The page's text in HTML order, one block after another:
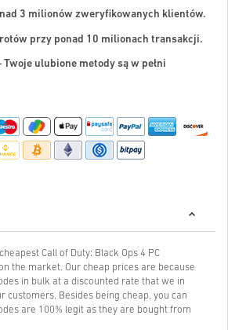
3 milionów zweryfikowanych klientów.
przy ponad 10 milionach transakcji.
Twoje ulubione metody są w pełni
Call of Duty: Black Ops 4 PC
the market. Our cheap prices are because
in bulk at a discounted rate that we in
customers. Besides being cheap, you can
are 100% legit as they are bought from